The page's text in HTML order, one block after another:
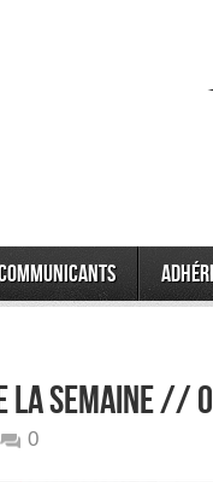
la semaine
0